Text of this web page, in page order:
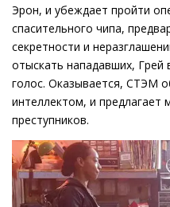
Эрон, и убеждает пройти
спасительного чипа,
секретности и
отыскать нападавших, Грей
голос. Оказывается, СТЭМ
интеллектом, и
преступников.